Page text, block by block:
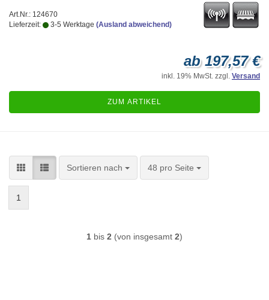
Art.Nr.: 124670
Lieferzeit:
3-5 Werktage (Ausland abweichend)
ab 197,57 €
inkl. 19% MwSt. zzgl. Versand
ZUM ARTIKEL
Sortieren nach
Sortieren nach 48 pro Seite
pro Seite
1
1 bis 2 (von insgesamt 2)